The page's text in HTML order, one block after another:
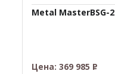
Metal MasterBSG-
Цена: 369 985 Р
–